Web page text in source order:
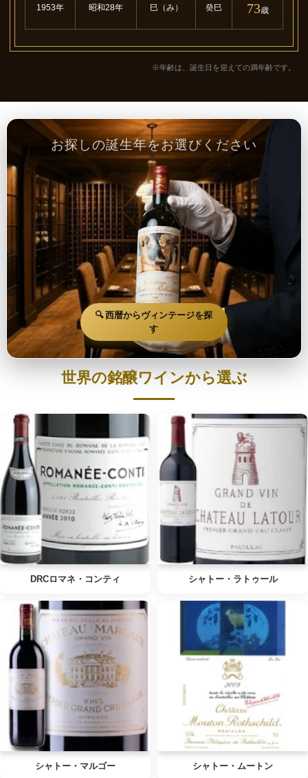
1953年 昭和28年 巳（み） 癸巳 73歳
※年齢は、誕生日を迎えての満年齢です。
お探しの誕生年をお選びください
🔍 西暦からヴィンテージを探
す
世界の銘醸ワインから選ぶ
DRCロマネ・コンティ シャトー・ラトゥール
シャトー・マルゴー シャトー・ムートン